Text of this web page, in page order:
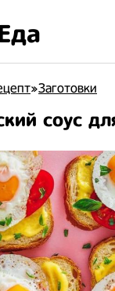
»Заготовки
соус